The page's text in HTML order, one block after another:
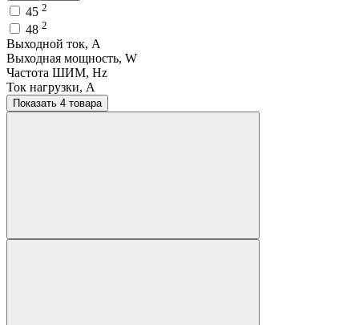
45 2
48 2
Выходной ток, A
Выходная мощность, W
Частота ШИМ, Hz
Ток нагрузки, A
Показать 4 товара